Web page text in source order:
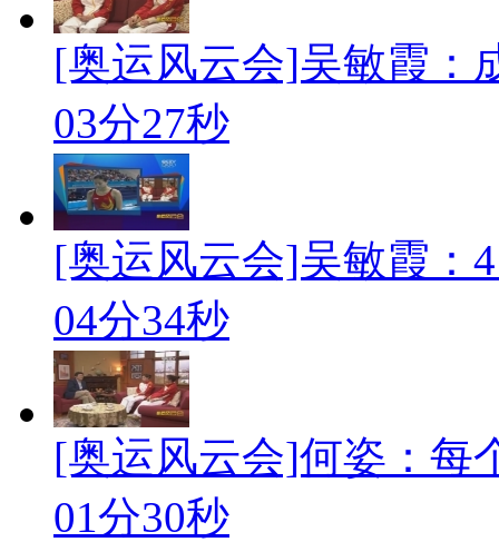
[奥运风云会]吴敏霞：
03分27秒
[奥运风云会]吴敏霞：
04分34秒
[奥运风云会]何姿：每
01分30秒